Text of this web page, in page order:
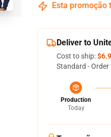
Esta promoção
Deliver to
Cost to ship:
Standard -
Production
Today